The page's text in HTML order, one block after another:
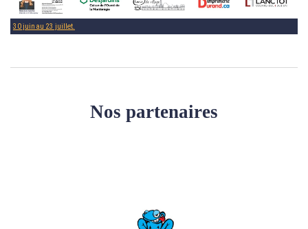
30 juin au 23 juillet.
Nos partenaires